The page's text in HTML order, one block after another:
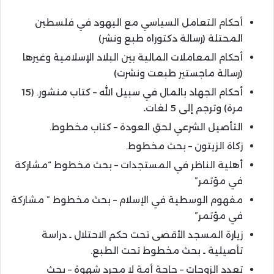
أحكام التعامل السياسي مع اليهود في فلسطين
المحتلة (رسالة دكتوراه طبع ونشر)
أحكام المعاملات المالية بين البلاد الإسلامية وغيرها
(رسالة ماجستير طبعت ونشرت)
أحكام الجهاد بالمال في سبيل الله – كتاب منشور. (15
مرة) وترجم إلى 5 لغات
.
التأصيل الشرعي لحق العودة – كتاب مخطوط.
زكاة الزيتون – بحث مخطوط.
أهلية الناظر في المستجدات – بحث مخطوط “مشاركة
في مؤتمر”
مفهوم الوسطية في الإسلام – بحث مخطوط ” مشاركة
في مؤتمر”
زيارة المسجد الأقصى تحت حكم الاحتلال ـ دراسة
تأصيلية ـ بحث مخطوط تحت الطبع.
تعدد الزوجات – حاجة أمة لا مجرد شهوة – بحث